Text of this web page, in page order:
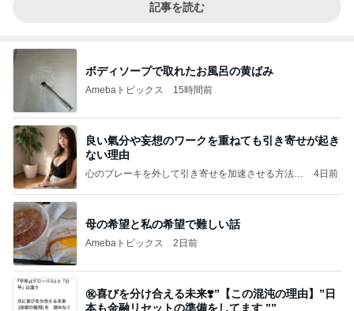
記事を読む
ボディソープで取れたお風呂の黄ばみ
Amebaトピックス 15時間前
良い氣分や妄想のワークを重ねても引き寄せが起き
ない理由
心のブレーキを外して引き寄せを加速させる方法：
4日前
母の希望と私の希望で難しい話
Amebaトピックス 2日前
㊗️喜びを分け合える未来❣️”【この混沌の理由】”⽇
本も⾦融リセットの準備をしてます ””